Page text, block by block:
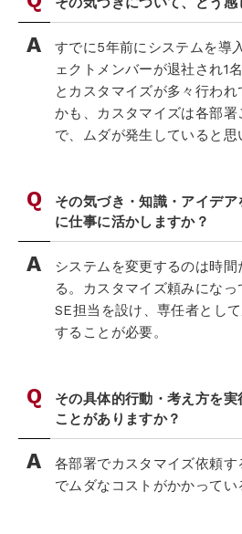
すでに5年前にシステムを導
ェクトメンバーが退社され1
とカスタマイズが多々行わ
かも、カスタマイズは各部
で、ムダが発生していると思
その気づき・知識・アイデ
に仕事に活かしますか？
システムを変更するのは時
る。カスタマイズ頼みになっ
SE担当を設け、専任者とし
することが必要。
その具体的行動・考え方を
ことがありますか？
各部署でカスタマイズ依頼
でムダなコストがかかってい